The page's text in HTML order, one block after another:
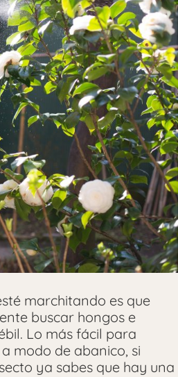
marchitando es que
buscar hongos e
Lo más fácil para
modo de abanico, si
ya sabes que hay una